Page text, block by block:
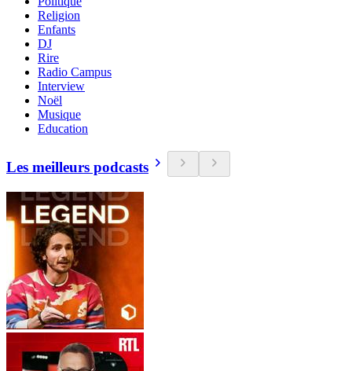
Religion
Enfants
DJ
Rire
Radio Campus
Interview
Noël
Musique
Education
Les meilleurs podcasts